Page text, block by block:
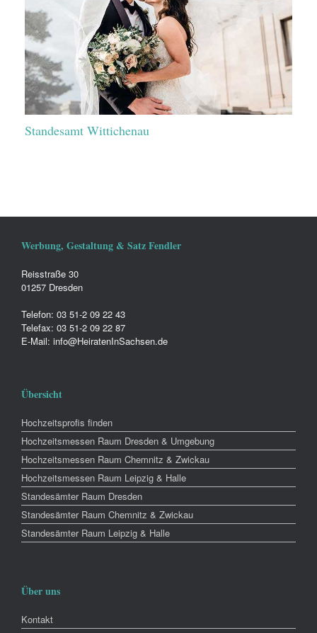
Standesamt Wittichenau
Werbung, Gestaltung & Satz Fendler
Reisstraße 30
01257 Dresden
Telefon: 03 51-2 09 22 43
Telefax: 03 51-2 09 22 87
E-Mail: info@HeiratenInSachsen.de
Übersicht
Hochzeitsprofis finden
Hochzeitsmessen Raum Dresden & Umgebung
Hochzeitsmessen Raum Chemnitz & Zwickau
Hochzeitsmessen Raum Leipzig & Halle
Standesämter Raum Dresden
Standesämter Raum Chemnitz & Zwickau
Standesämter Raum Leipzig & Halle
Über uns
Kontakt